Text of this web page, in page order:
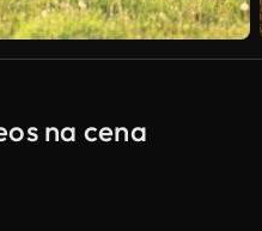
na cena